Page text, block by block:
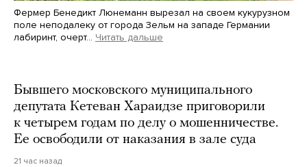
Фермер Бенедикт Люнеманн вырезал на своем кукурузном
поле неподалеку от города Зельм на западе Германии
лабиринт, очерт… Читать дальше
Бывшего московского муниципального
депутата Кетеван Хараидзе приговорили
к четырем годам по делу о мошенничестве.
Ее освободили от наказания в зале суда
21 час назад